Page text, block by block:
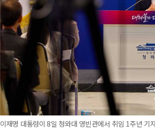
이재명 대통령이 8일 청와대 영빈관에서 취임 1주년